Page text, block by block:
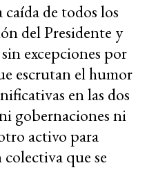
de todos los
del Presidente y
excepciones por
escrutan el humor
en las dos
gobernaciones ni
activo para
que se